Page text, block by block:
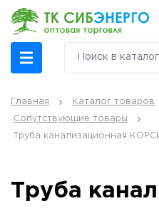
Главная Каталог товаров
Сопутствующие товары
Труба канализационная
Труба